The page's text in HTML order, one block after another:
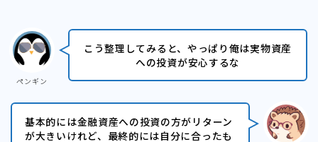
ペンギン
こう整理してみると、やっぱり俺は実物資産
への投資が安心するな
基本的には金融資産への投資の方がリターン
が大きいけれど、最終的には自分に合ったも